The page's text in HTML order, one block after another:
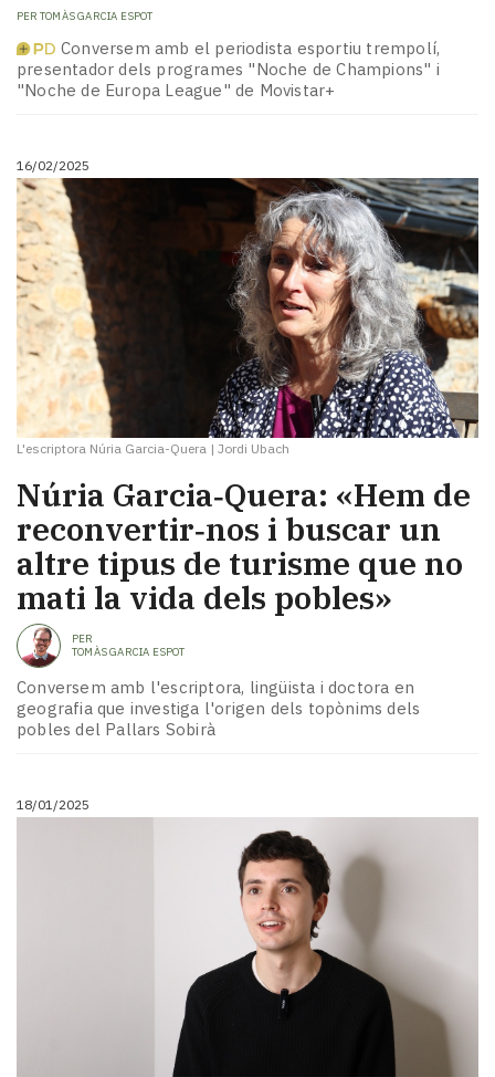
PER TOMÀS GARCIA ESPOT
Conversem amb el periodista esportiu trempolí,
presentador dels programes "Noche de Champions" i
"Noche de Europa League" de Movistar+
16/02/2025
L'escriptora Núria Garcia-Quera | Jordi Ubach
Núria Garcia‑Quera: «Hem de
reconvertir‑nos i buscar un
altre tipus de turisme que no
mati la vida dels pobles»
PER
TOMÀS GARCIA ESPOT
Conversem amb l'escriptora, lingüista i doctora en
geografia que investiga l'origen dels topònims dels
pobles del Pallars Sobirà
18/01/2025